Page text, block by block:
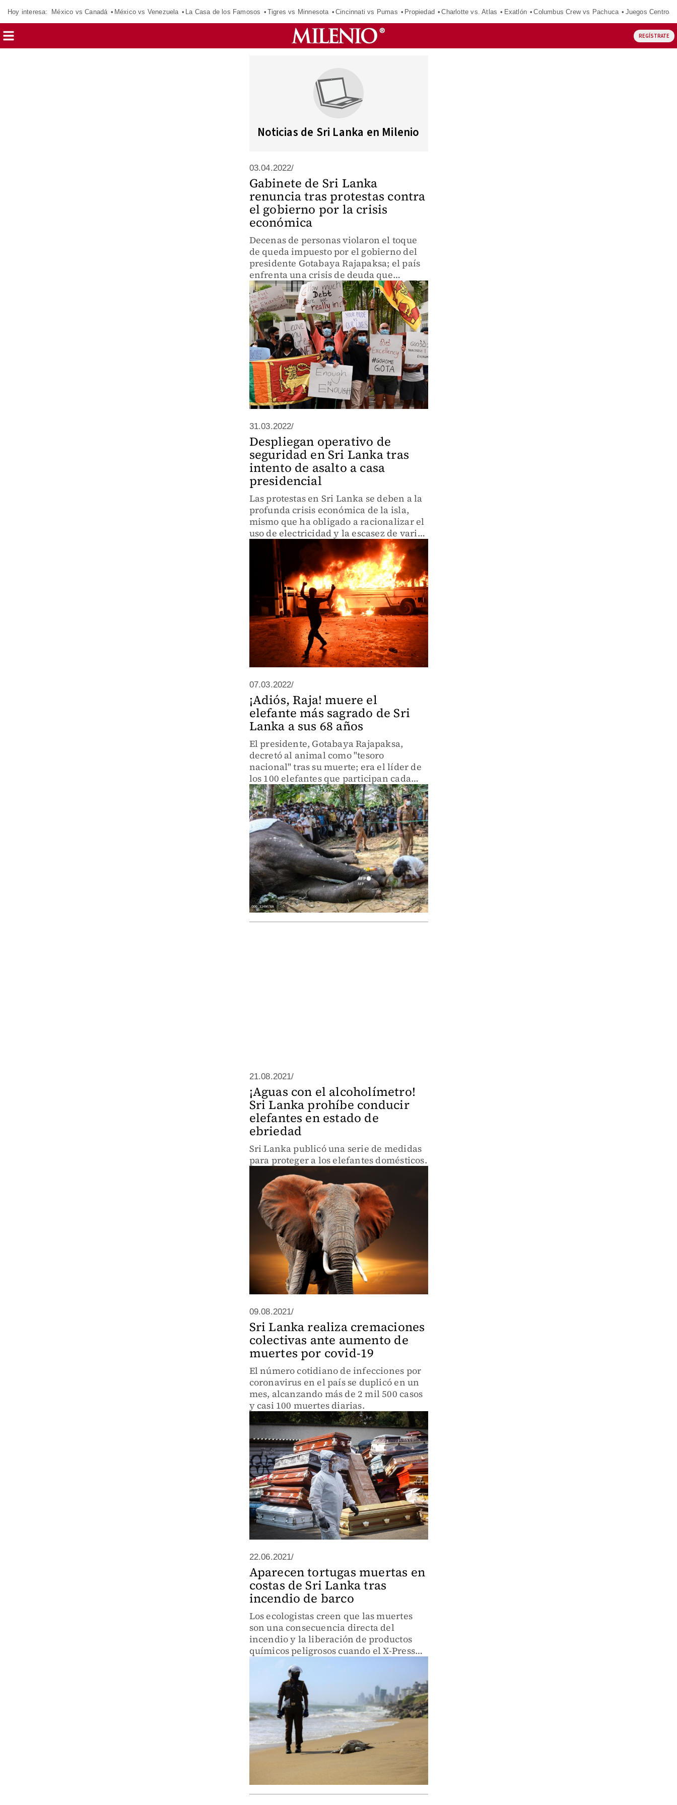
Hoy interesa: México vs Canadá México vs Venezuela La Casa de los Famosos Tigres vs Minnesota Cincinnati vs Pumas Propiedad Charlotte vs. Atlas Exatlón Columbus Crew vs Pachuca Juegos
REGÍSTRATE
Noticias de Sri Lanka en Milenio
03.04.2022/
Gabinete de Sri Lanka
renuncia tras protestas contra
el gobierno por la crisis
económica
Decenas de personas violaron el toque
de queda impuesto por el gobierno del
presidente Gotabaya Rajapaksa; el país
enfrenta una crisis de deuda que
asciende a las 51 mil millones de
dólares.
31.03.2022/
Despliegan operativo de
seguridad en Sri Lanka tras
intento de asalto a casa
presidencial
Las protestas en Sri Lanka se deben a la
profunda crisis económica de la isla,
mismo que ha obligado a racionalizar el
uso de electricidad y la escasez de varios
productos.
07.03.2022/
¡Adiós, Raja! muere el
elefante más sagrado de Sri
Lanka a sus 68 años
El presidente, Gotabaya Rajapaksa,
decretó al animal como "tesoro
nacional" tras su muerte; era el líder de
los 100 elefantes que participan cada
año en el Esala Perahera, un importante
festival budista en la ciudad central de
Kandy.
21.08.2021/
¡Aguas con el alcoholímetro!
Sri Lanka prohíbe conducir
elefantes en estado de
ebriedad
Sri Lanka publicó una serie de medidas
para proteger a los elefantes domésticos.
09.08.2021/
Sri Lanka realiza cremaciones
colectivas ante aumento de
muertes por covid-19
El número cotidiano de infecciones por
coronavirus en el país se duplicó en un
mes, alcanzando más de 2 mil 500 casos
y casi 100 muertes diarias.
22.06.2021/
Aparecen tortugas muertas en
costas de Sri Lanka tras
incendio de barco
Los ecologistas creen que las muertes
son una consecuencia directa del
incendio y la liberación de productos
químicos peligrosos cuando el X-Press
Pearl, ardió durante 12 días.